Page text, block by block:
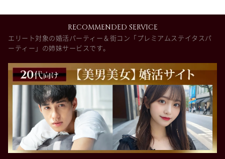
RECOMMENDED SERVICE
エリート対象の婚活パーティー＆街コン「プレミアムステイタスパ
ーティー」の姉妹サービスです。